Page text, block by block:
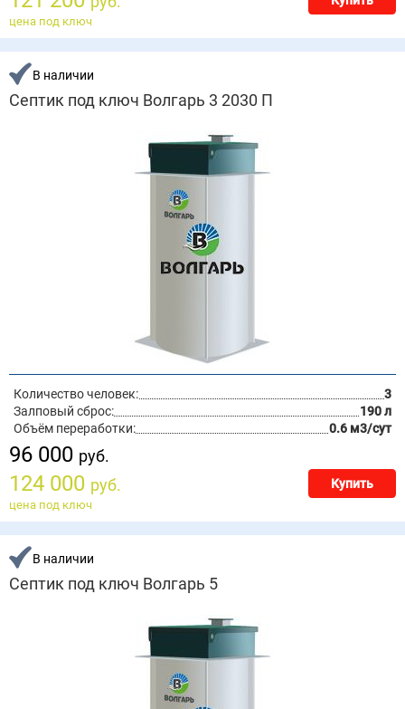
цена под ключ
В наличии
Септик под ключ Волгарь 3 2030 П
Количество человек:
3
Залповый сброс:
190 л
Объём переработки:
0.6 м3/сут
96 000 руб.
124 000 руб. Купить
цена под ключ
В наличии
Септик под ключ Волгарь 5